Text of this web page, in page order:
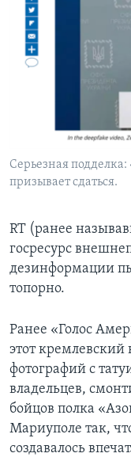
Серьезная
призывает сдаться.
RT (ранее
госресурс
дезинформации
топорно.
Ранее «Голос
этот кремлевский
фотографий с
владельцев,
бойцов полка
Мариуполе так,
создавалось